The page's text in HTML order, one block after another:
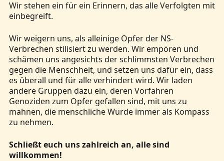
Wir stehen ein für ein Erinnern, das alle Verfolgten mit
einbegreift.
Wir weigern uns, als alleinige Opfer der NS-
Verbrechen stilisiert zu werden. Wir empören und
schämen uns angesichts der schlimmsten Verbrechen
gegen die Menschheit, und setzen uns dafür ein, dass
es überall und für alle verhindert wird. Wir laden
andere Gruppen dazu ein, deren Vorfahren
Genoziden zum Opfer gefallen sind, mit uns zu
mahnen, die menschliche Würde immer als Kompass
zu nehmen.
Schließt euch uns zahlreich an, alle sind
willkommen!